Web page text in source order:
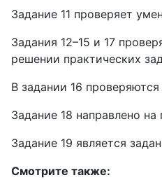
Задание 11 проверяет
Задания 12–15 и 17
решении практических
В задании 16
Задание 18 направлено
Задание 19 является
Смотрите также: